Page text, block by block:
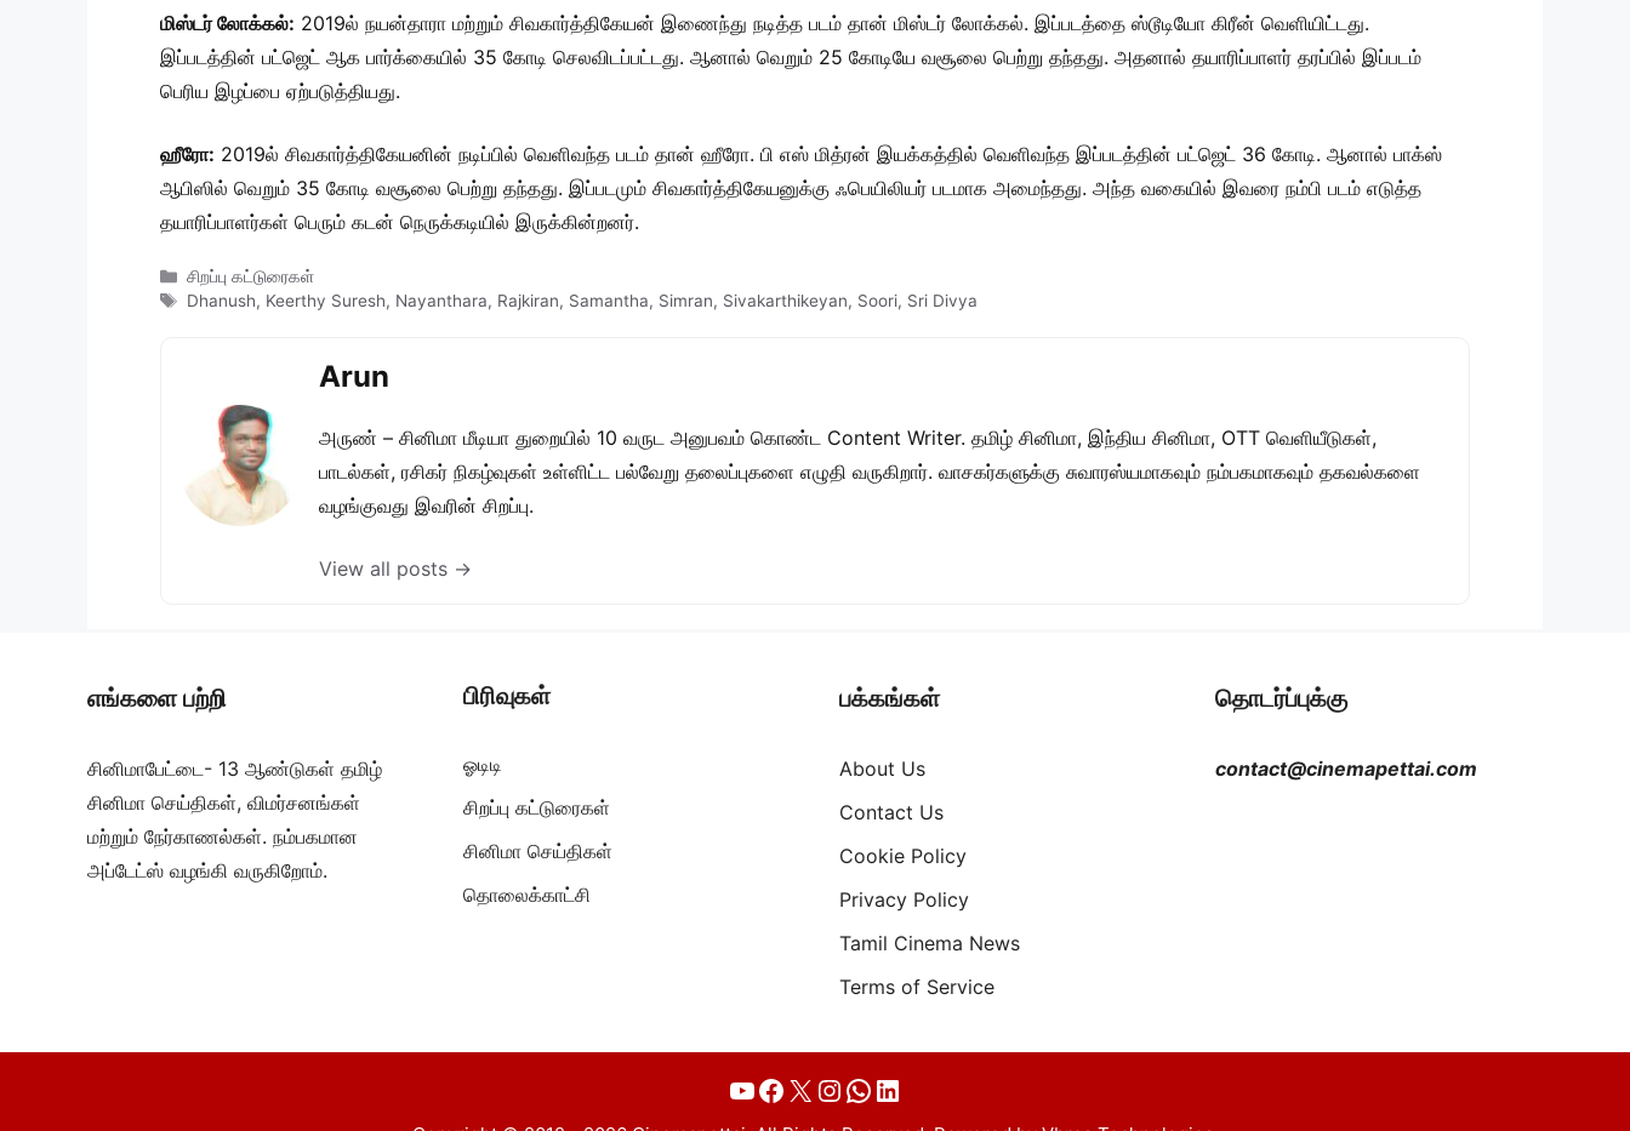
மிஸ்டர் லோக்கல்: 2019ல் நயன்தாரா மற்றும் சிவகார்த்திகேயன் இணைந்து நடித்த படம் தான் மிஸ்டர் லோக்கல். இப்படத்தை ஸ்டூடியோ கிரீன் வெளியிட்டது.
இப்படத்தின் பட்ஜெட் ஆக பார்க்கையில் 35 கோடி செலவிடப்பட்டது. ஆனால் வெறும் 25 கோடியே வசூலை பெற்று தந்தது. அதனால் தயாரிப்பாளர் தரப்பில் இப்படம்
பெரிய இழப்பை ஏற்படுத்தியது.
ஹீரோ: 2019ல் சிவகார்த்திகேயனின் நடிப்பில் வெளிவந்த படம் தான் ஹீரோ. பி எஸ் மித்ரன் இயக்கத்தில் வெளிவந்த இப்படத்தின் பட்ஜெட் 36 கோடி. ஆனால் பாக்ஸ்
ஆபிஸில் வெறும் 35 கோடி வசூலை பெற்று தந்தது. இப்படமும் சிவகார்த்திகேயனுக்கு ஃபெயிலியர் படமாக அமைந்தது. அந்த வகையில் இவரை நம்பி படம் எடுத்த
தயாரிப்பாளர்கள் பெரும் கடன் நெருக்கடியில் இருக்கின்றனர்.
Categories
சிறப்பு கட்டுரைகள்
Tags
Dhanush, Keerthy Suresh, Nayanthara, Rajkiran, Samantha, Simran, Sivakarthikeyan, Soori, Sri Divya
Arun
அருண் – சினிமா மீடியா துறையில் 10 வருட அனுபவம் கொண்ட Content Writer. தமிழ் சினிமா, இந்திய சினிமா, OTT வெளியீடுகள்,
பாடல்கள், ரசிகர் நிகழ்வுகள் உள்ளிட்ட பல்வேறு தலைப்புகளை எழுதி வருகிறார். வாசகர்களுக்கு சுவாரஸ்யமாகவும் நம்பகமாகவும் தகவல்களை
வழங்குவது இவரின் சிறப்பு.
View all posts →
எங்களை பற்றி
சினிமாபேட்டை- 13 ஆண்டுகள் தமிழ்
சினிமா செய்திகள், விமர்சனங்கள்
மற்றும் நேர்காணல்கள். நம்பகமான
அப்டேட்ஸ் வழங்கி வருகிறோம்.
பிரிவுகள்
ஓடிடி
சிறப்பு கட்டுரைகள்
சினிமா செய்திகள்
தொலைக்காட்சி
பக்கங்கள்
About Us
Contact Us
Cookie Policy
Privacy Policy
Tamil Cinema News
Terms of Service
தொடர்ப்புக்கு
contact@cinemapettai.com
YouTube
Facebook
X Instagram
WhatsApp
LinkedIn